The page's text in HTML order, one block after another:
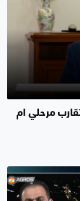
مرحلي ام